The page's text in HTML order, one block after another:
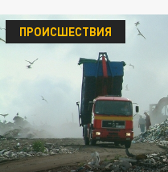
ПРОИСШЕСТВИЯ